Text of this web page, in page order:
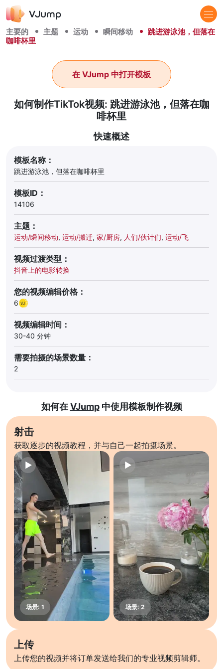
主要的 主题 运动 瞬间移动
跳进游泳池，但落在
咖啡杯里
如何制作TikTok视频: 跳进游泳池，但落在咖
啡杯里
在 VJump 中打开模板
快速概述
模板名称：
跳进游泳池，但落在咖啡杯里
模板ID：
14106
主题：
运动/瞬间移动, 运动/搬迁, 家/厨房, 人们/伙计们, 运动/飞
视频过渡类型：
抖音上的电影转换
您的视频编辑价格：
6
视频编辑时间：
30-40 分钟
需要拍摄的场景数量：
2
如何在VJump中使用模板制作视频
射击
获取逐步的视频教程，并与自己一起拍摄场景。
上传
上传您的视频并将订单发送给我们的专业视频剪辑师。